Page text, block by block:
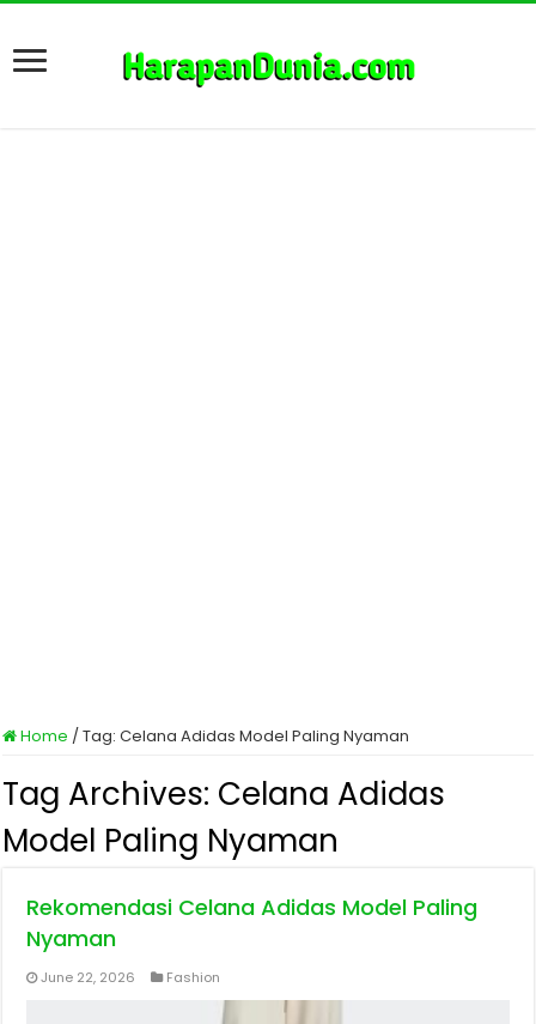
Home /Tag:Celana Adidas Model Paling Nyaman
Tag Archives: Celana Adidas
Model Paling Nyaman
Rekomendasi Celana Adidas Model Paling
Nyaman
June 22, 2026 Fashion